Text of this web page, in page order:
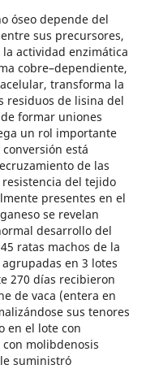
óseo depende del
sus precursores,
actividad enzimática
cobre–dependiente,
transforma la
residuos de lisina del
formar uniones
un rol importante
está
de las
del tejido
presentes en el
se revelan
desarrollo del
ratas machos de la
en 3 lotes
270 días recibieron
de vaca (entera en
sus tenores
en el lote con
molibdenosis
suministró